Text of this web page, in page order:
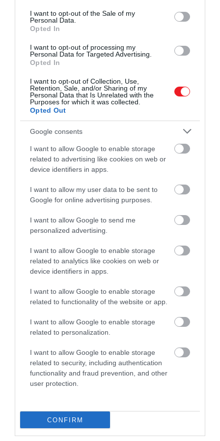
consent section.
I want to opt-out of the Sale of my
Personal Data.
Opted In
I want to opt-out of processing my
Personal Data for Targeted Advertising.
Opted In
I want to opt-out of Collection, Use,
Retention, Sale, and/or Sharing of my
Personal Data that Is Unrelated with the
Purposes for which it was collected.
Opted Out
Google consents
I want to allow Google to enable storage
related to advertising like cookies on web or
device identifiers in apps.
I want to allow my user data to be sent to
Google for online advertising purposes.
I want to allow Google to send me
personalized advertising.
I want to allow Google to enable storage
related to analytics like cookies on web or
device identifiers in apps.
I want to allow Google to enable storage
related to functionality of the website or app.
I want to allow Google to enable storage
related to personalization.
I want to allow Google to enable storage
related to security, including authentication
functionality and fraud prevention, and other
user protection.
CONFIRM
Rengeteg teória foglalkozott már a
tragikus luxushajó történetével, egy
elemzés pedig most azt vizsgálta meg,
vajon elsülllyed volna-e, ha a legénység
egyszerűen csak nekimegy a jéghegynek.
2024. AUGUSZTUS 3. ● HAMU ÉS GYÉMÁNT
Elsüllyedt volna a Titanic, ha
frontálisan ütközik a…
HAMU ÉS GYÉMÁNT
Művelődj, szórakozz, kíváncsiskodj, kóstolgass